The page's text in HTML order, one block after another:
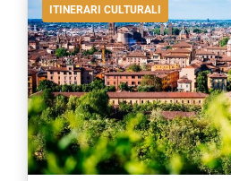
ITINERARI CULTURALI